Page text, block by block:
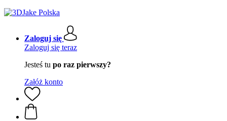
Zaloguj się
Zaloguj się teraz
Jesteś tu po raz pierwszy?
Załóż konto